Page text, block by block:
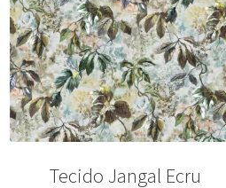
Tecido Jangal Ecru